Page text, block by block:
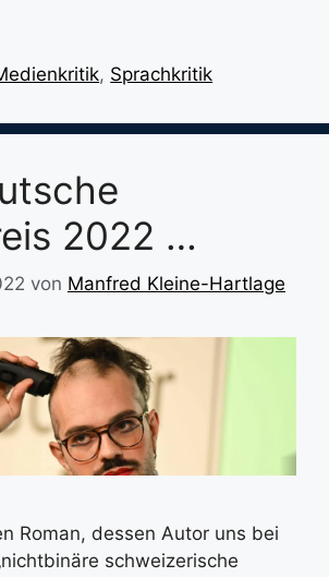
, Sprachkritik
2022 …
von Manfred Kleine-Hartlage
Roman, dessen Autor uns bei
schweizerische